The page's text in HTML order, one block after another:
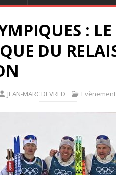
:
DU
JEAN-MARC DEVRED Evènement